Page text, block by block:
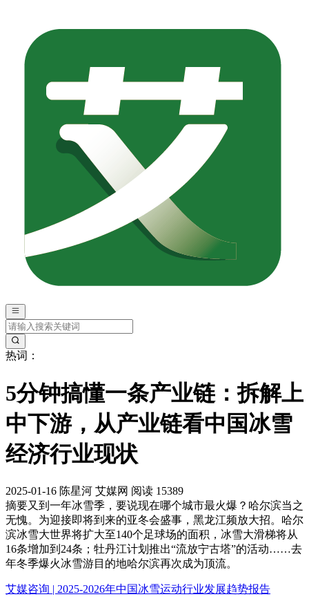
热词：
5分钟搞懂一条产业链：拆解上
中下游，从产业链看中国冰雪
经济行业现状
2025-01-16 陈星河 艾媒网 阅读 15389
摘要又到一年冰雪季，要说现在哪个城市最火爆？哈尔滨当之
无愧。为迎接即将到来的亚冬会盛事，黑龙江频放大招。哈尔
滨冰雪大世界将扩大至140个足球场的面积，冰雪大滑梯将从
16条增加到24条；牡丹江计划推出“流放宁古塔”的活动……去
年冬季爆火冰雪游目的地哈尔滨再次成为顶流。
艾媒咨询 | 2025-2026年中国冰雪运动行业发展趋势报告